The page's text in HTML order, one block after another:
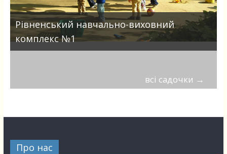
Рівненський навчально-виховний
комплекс №1
всі садочки →
Про нас